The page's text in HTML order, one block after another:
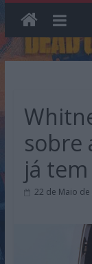
sobre
já
22 de Maio de